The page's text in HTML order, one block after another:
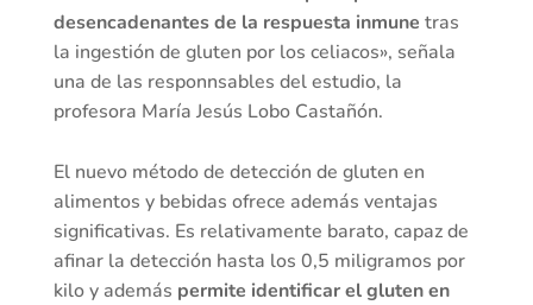
desencadenantes de la respuesta inmune tras
la ingestión de gluten por los celiacos», señala
una de las responnsables del estudio, la
profesora María Jesús Lobo Castañón.
El nuevo método de detección de gluten en
alimentos y bebidas ofrece además ventajas
significativas. Es relativamente barato, capaz de
afinar la detección hasta los 0,5 miligramos por
kilo y además permite identificar el gluten en